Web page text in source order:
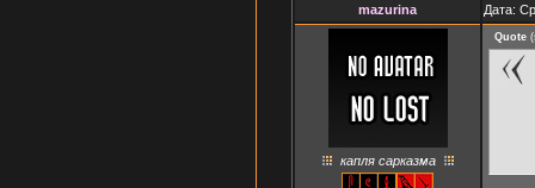
mazurina Дата:
капля сарказма
Quote (